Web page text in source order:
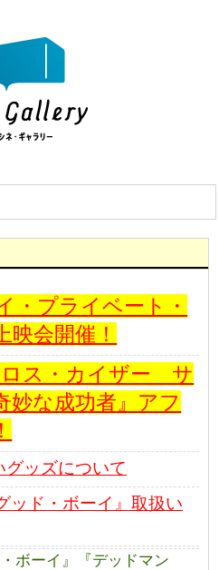
・プライベート・
映会開催！
ロス・カイザー サ
妙な成功者』アフ
グッズについて
ド・ボーイ』取扱い
ボーイ』『デッドマン